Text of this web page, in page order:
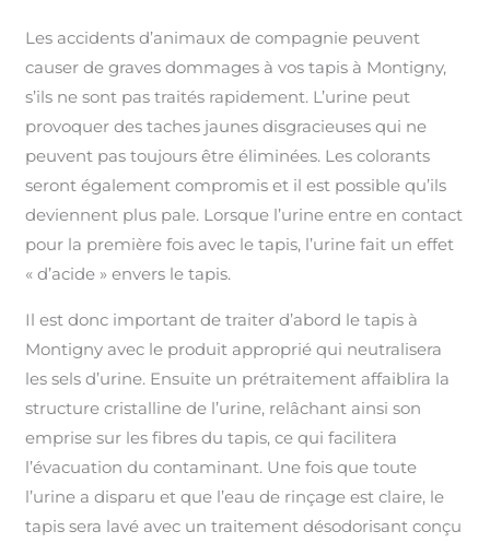
Les accidents d’animaux de compagnie peuvent
causer de graves dommages à vos tapis à Montigny,
s’ils ne sont pas traités rapidement. L’urine peut
provoquer des taches jaunes disgracieuses qui ne
peuvent pas toujours être éliminées. Les colorants
seront également compromis et il est possible qu’ils
deviennent plus pale. Lorsque l’urine entre en contact
pour la première fois avec le tapis, l’urine fait un effet
« d’acide » envers le tapis.
Il est donc important de traiter d’abord le tapis à
Montigny avec le produit approprié qui neutralisera
les sels d’urine. Ensuite un prétraitement affaiblira la
structure cristalline de l’urine, relâchant ainsi son
emprise sur les fibres du tapis, ce qui facilitera
l’évacuation du contaminant. Une fois que toute
l’urine a disparu et que l’eau de rinçage est claire, le
tapis sera lavé avec un traitement désodorisant conçu